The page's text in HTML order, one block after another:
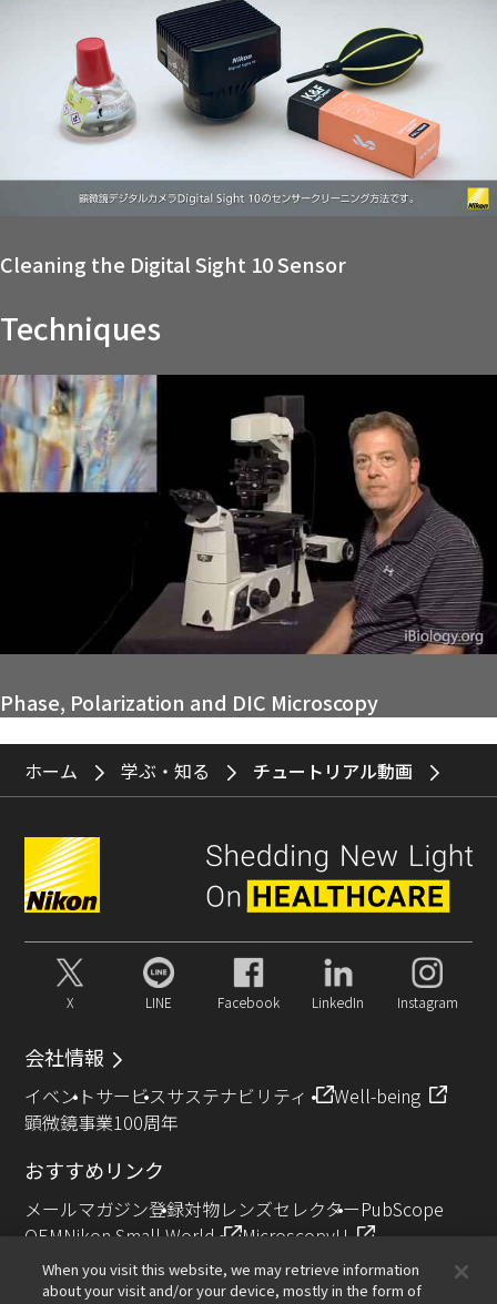
Cleaning the Digital Sight 10 Sensor
Techniques
Phase, Polarization and DIC Microscopy
ホーム 学ぶ・知る チュートリアル動画
X LINE Facebook LinkedIn Instagram
会社情報
イベントサービスサステナビリティ
Well-being
顕微鏡事業100周年
おすすめリンク
メールマガジン登録対物レンズセレクターPubScope
OEMNikon Small World
MicroscopyU
NIKON JOICO AWARD
When you visit this website, we may retrieve information
about your visit and/or your device, mostly in the form of